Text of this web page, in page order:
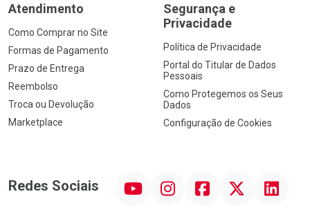
Atendimento
Como Comprar no Site
Formas de Pagamento
Prazo de Entrega
Reembolso
Troca ou Devolução
Marketplace
Segurança e
Privacidade
Política de Privacidade
Portal do Titular de Dados
Pessoais
Como Protegemos os Seus
Dados
Configuração de Cookies
Redes Sociais InstagramFacebook Linkedin